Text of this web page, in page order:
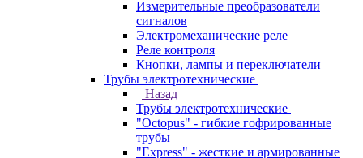
Измерительные преобразователи
сигналов
Электромеханические реле
Реле контроля
Кнопки, лампы и переключатели
Трубы электротехнические
Назад
Трубы электротехнические
"Octopus" - гибкие гофрированные
трубы
"Express" - жесткие и армированные